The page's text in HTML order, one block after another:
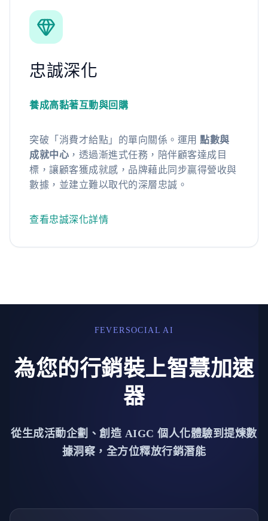
忠誠深化
養成高黏著互動與回購
突破「消費才給點」的單向關係。運用 點數與
成就中心 ，透過漸進式任務，陪伴顧客達成目
標，讓顧客獲成就感，品牌藉此同步贏得營收與
數據，並建立難以取代的深層忠誠。
查看忠誠深化詳情
FEVERSOCIAL AI
為您的行銷裝上智慧加速
器
從生成活動企劃、創造 AIGC 個人化體驗到提煉數
據洞察，全方位釋放行銷潛能